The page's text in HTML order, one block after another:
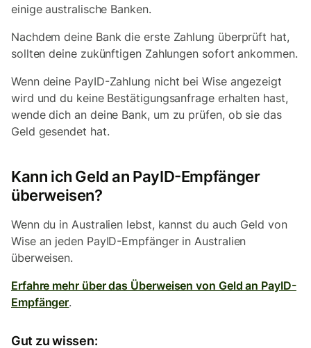
einige australische Banken.
Nachdem deine Bank die erste Zahlung überprüft hat,
sollten deine zukünftigen Zahlungen sofort ankommen.
Wenn deine PayID-Zahlung nicht bei Wise angezeigt
wird und du keine Bestätigungsanfrage erhalten hast,
wende dich an deine Bank, um zu prüfen, ob sie das
Geld gesendet hat.
Kann ich Geld an PayID-Empfänger
überweisen?
Wenn du in Australien lebst, kannst du auch Geld von
Wise an jeden PayID-Empfänger in Australien
überweisen.
Erfahre mehr über das Überweisen von Geld an PayID-
Empfänger.
Gut zu wissen: